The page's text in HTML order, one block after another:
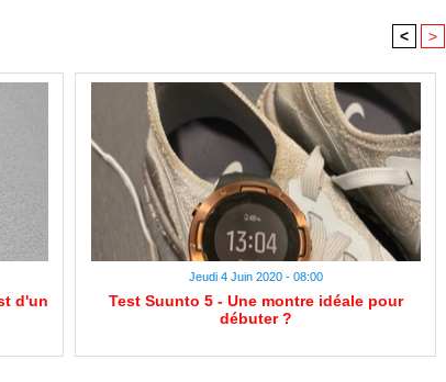
< >
d'un
Jeudi 4 Juin 2020 - 08:00
Test Suunto 5 - Une montre idéale pour
débuter ?